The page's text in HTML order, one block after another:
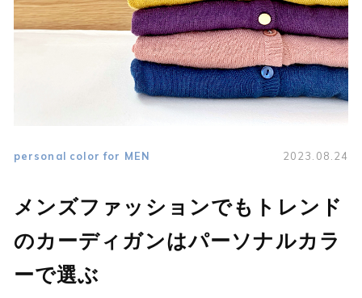
personal color for MEN 2023.08.24
メンズファッションでもトレンド
のカーディガンはパーソナルカラ
ーで選ぶ